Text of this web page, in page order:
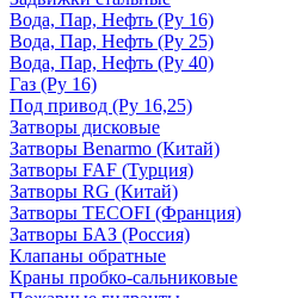
Вода, Пар, Нефть (Ру 16)
Вода, Пар, Нефть (Ру 25)
Вода, Пар, Нефть (Ру 40)
Газ (Ру 16)
Под привод (Ру 16,25)
Затворы дисковые
Затворы Benarmo (Китай)
Затворы FAF (Турция)
Затворы RG (Китай)
Затворы TECOFI (Франция)
Затворы БАЗ (Россия)
Клапаны обратные
Краны пробко-сальниковые